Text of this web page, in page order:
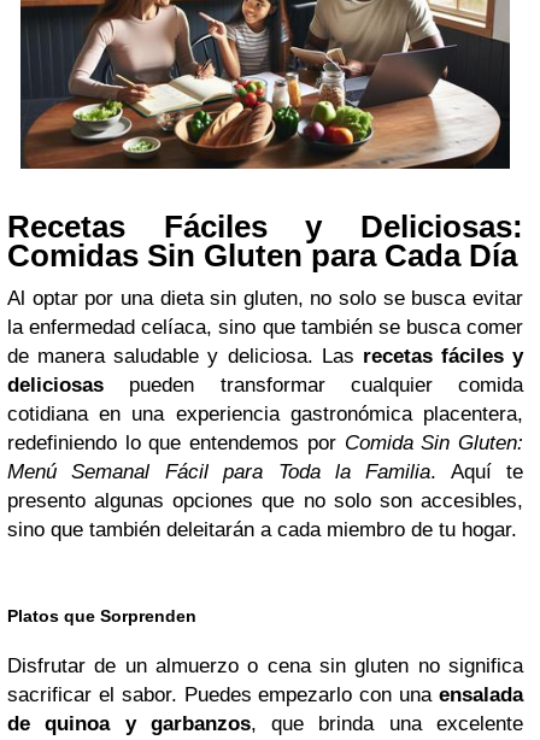
Recetas Fáciles y Deliciosas:
Comidas Sin Gluten para Cada Día
Al optar por una dieta sin gluten, no solo se busca evitar
la enfermedad celíaca, sino que también se busca comer
de manera saludable y deliciosa. Las recetas fáciles y
deliciosas pueden transformar cualquier comida
cotidiana en una experiencia gastronómica placentera,
redefiniendo lo que entendemos por Comida Sin Gluten:
Menú Semanal Fácil para Toda la Familia. Aquí te
presento algunas opciones que no solo son accesibles,
sino que también deleitarán a cada miembro de tu hogar.
Platos que Sorprenden
Disfrutar de un almuerzo o cena sin gluten no significa
sacrificar el sabor. Puedes empezarlo con una ensalada
de quinoa y garbanzos, que brinda una excelente